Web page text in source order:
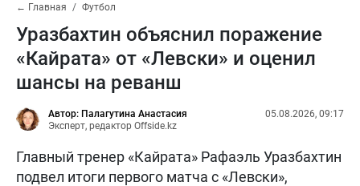
← Главная Футбол
Уразбахтин объяснил поражение
«Кайрата» от «Левски» и оценил
шансы на реванш
Автор: Палагутина Анастасия
Эксперт, редактор Offside.kz
05.08.2026, 09:17
Главный тренер «Кайрата» Рафаэль Уразбахтин
подвел итоги первого матча с «Левски»,